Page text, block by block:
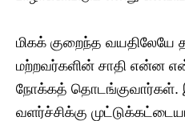
மிகக் குறைந்த
மற்றவர்களின் சாதி என்ன
நோக்கத் தொடங்குவார்கள்.
வளர்ச்சிக்கு